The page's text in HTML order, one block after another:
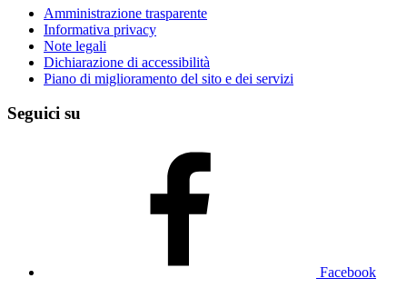
Amministrazione trasparente
Informativa privacy
Note legali
Dichiarazione di accessibilità
Piano di miglioramento del sito e dei servizi
Seguici su
Facebook